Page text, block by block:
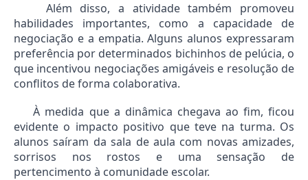
Além disso, a atividade também promoveu
habilidades importantes, como a capacidade de
negociação e a empatia. Alguns alunos expressaram
preferência por determinados bichinhos de pelúcia, o
que incentivou negociações amigáveis e resolução de
conflitos de forma colaborativa.
À medida que a dinâmica chegava ao fim, ficou
evidente o impacto positivo que teve na turma. Os
alunos saíram da sala de aula com novas amizades,
sorrisos nos rostos e uma sensação de
pertencimento à comunidade escolar.